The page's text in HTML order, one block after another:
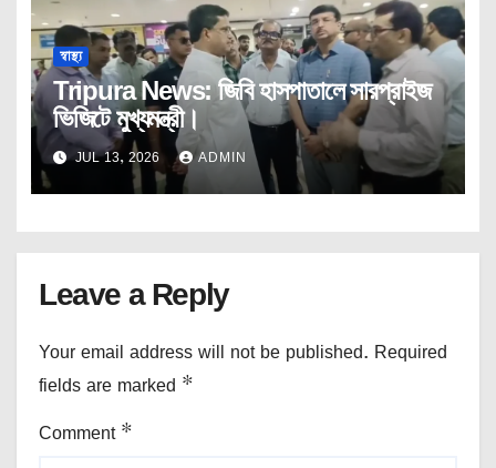
স্বাস্থ্য
Tripura News: জিবি হাসপাতালে সারপ্রাইজ
ভিজিটে মুখ্যমন্ত্রী।
JUL 13, 2026 ADMIN
Leave a Reply
Your email address will not be published. Required
fields are marked *
Comment *